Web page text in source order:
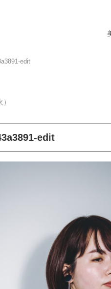
edit
edit